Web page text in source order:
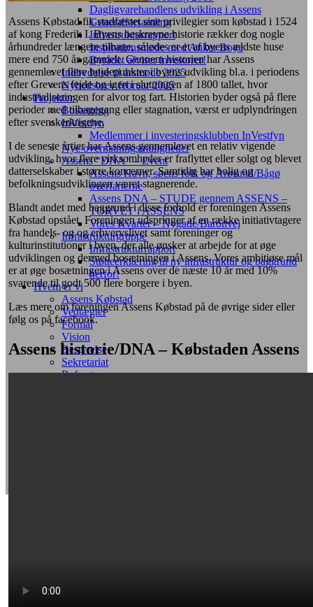
Dagligvarehandlens udvikling i Assens
Generalforsamling
Infrastrukturrapport
Inspirationsmøde med Anker Boye
Byrådet afviser investorer!
Indbydelse til årsmøde 2025
Nyhedsbrev februar 2025
Projekter
Bosætning
InVestfyn
Medlemmer i investeringsklubben InVestfyn
Nye overnatningsmuligheder
Assens “DNA” – Event
Assens Havn, søens folk og Årøsund/Bågø
overfarterne
Assens DNA – STUDE gennem ASSENS –
TORVET i ASSENS
Vores Kvarter – Nygade/Baronvej
Infrastrukturgruppe
Infrastrukturrapport
Støtteerklæring til ny infrastruktur og baggrund
herfor!
Hvem er vi
Assens Købstad
Vedtægter
Formål
Vision
Bestyrelse
Sekretariat
Referater
Assens Købstad fik stadfæstet sine privilegier som købstad i 1524
af kong Frederik I. Byens beskrevne historie rækker dog nogle
århundreder længere tilbage, således er et af byens ældste huse
mere end 750 år gammelt. Gennem historien har Assens
gennemlevet flere højdepunkter i byens udvikling bl.a. i periodens
efter Grevens fejde og igen i slutningen af 1800 tallet, hvor
industrialiseringen for alvor tog fart. Historien byder også på flere
perioder med tilbagegang eller stagnation, værst er udplyndringen
efter svenskerkrigene.
I de seneste årtier har Assens gennemlevet en relativ vigende
udvikling, hvor flere virksomheder er fraflyttet eller solgt og blevet
datterselskaber i større koncerner. Samtidig har bolig og
befolkningsudviklingen været stagnerende.
Blandt andet med baggrund i disse forhold er foreningen Assens
Købstad opstået. Foreningen udspringer af en række initiativtagere
fra handels- og og erhvervslivet samt foreninger og
kulturinstitutioner i byen, der alle ønsker at arbejde for at øge
udviklingen og dermed bosætningen i Assens. Vores ambitiøse mål
er at øge bosætningen i Assens over de næste 10 år med 10%
svarende til godt 500 flere borgere i byen.
Læs mere om foreningen Assens Købstad på de øvrige sider eller
følg os på facebook.
Assens historie/DNA – Købstaden Assens